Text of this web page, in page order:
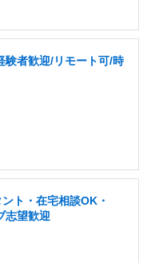
験者歓迎/リモート可/時
ト・在宅相談OK・
志望歓迎